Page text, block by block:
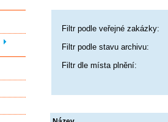
Filtr podle veřejné zakázky:
Filtr podle stavu archivu:
Filtr dle místa plnění: